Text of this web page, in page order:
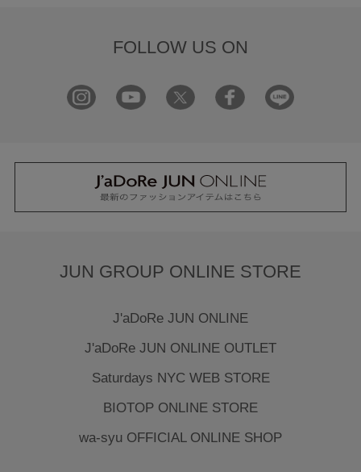
FOLLOW US ON
JUN GROUP ONLINE STORE
J'aDoRe JUN ONLINE
J'aDoRe JUN ONLINE OUTLET
Saturdays NYC WEB STORE
BIOTOP ONLINE STORE
wa-syu OFFICIAL ONLINE SHOP